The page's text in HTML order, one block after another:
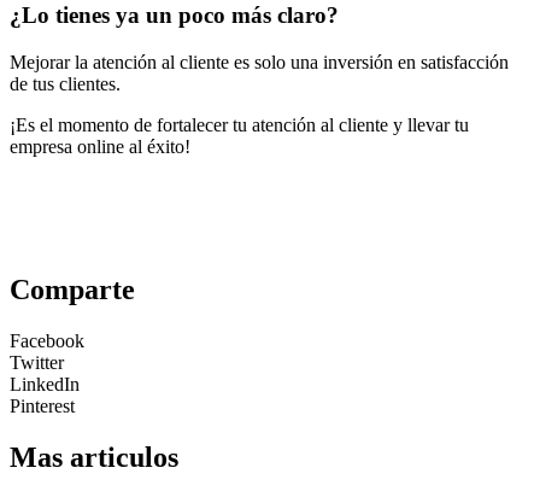
¿Lo tienes ya un poco más claro?
Mejorar la atención al cliente es solo una inversión en satisfacción
de tus clientes.
¡Es el momento de fortalecer tu atención al cliente y llevar tu
empresa online al éxito!
Comparte
Facebook
Twitter
LinkedIn
Pinterest
Mas articulos